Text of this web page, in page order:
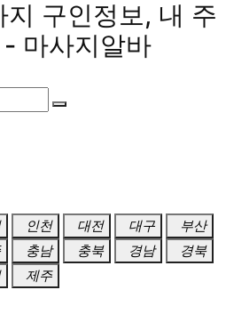
구인정보, 내 주
마사지알바
인천 대전 대구
부산
충남 충북 경남
경북
제주